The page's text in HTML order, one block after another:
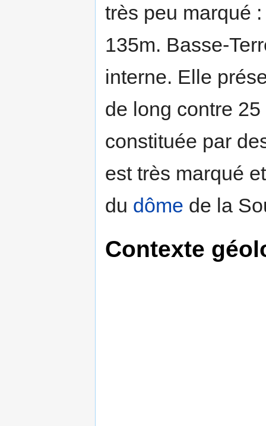
très peu marqué
135m. Basse-
interne. Elle
de long contre
constituée par
est très marqué
du dôme de la
Contexte